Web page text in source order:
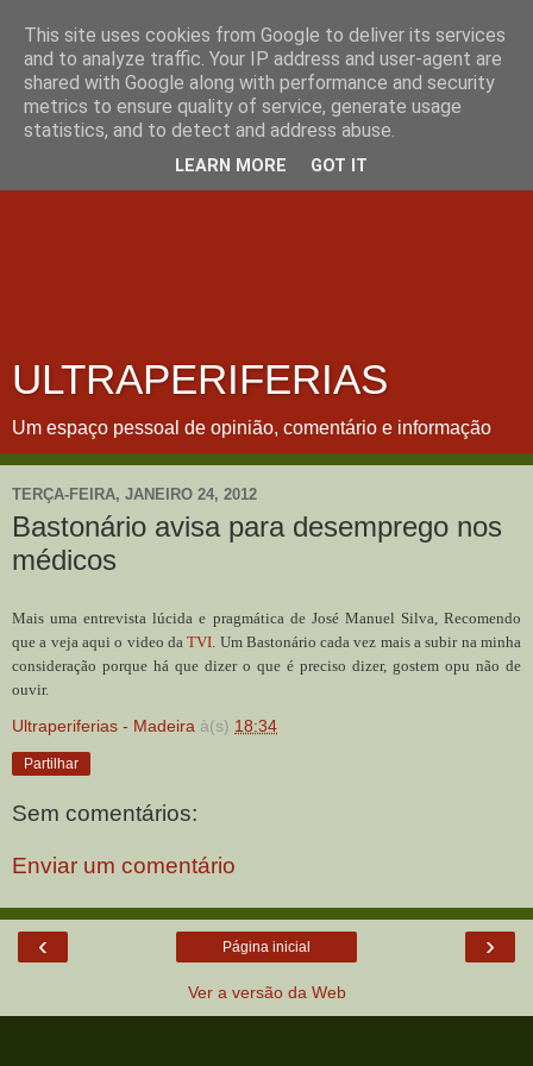
ULTRAPERIFERIAS
Um espaço pessoal de opinião, comentário e informação
TERÇA-FEIRA, JANEIRO 24, 2012
Bastonário avisa para desemprego nos
médicos
Mais uma entrevista lúcida e pragmática de José Manuel Silva, Recomendo
que a veja aqui o video daTVI . Um Bastonário cada vez mais a subir na minha
consideração porque há que dizer o que é preciso dizer, gostem opu não de
ouvir.
Ultraperiferias - Madeira à(s) 18:34
Partilhar
Sem comentários:
Enviar um comentário
‹ ›
Página inicial
Ver a versão da Web
This site uses cookies from Google to deliver its services
and to analyze traffic. Your IP address and user-agent are
shared with Google along with performance and security
metrics to ensure quality of service, generate usage
statistics, and to detect and address abuse.
LEARN MORE GOT IT